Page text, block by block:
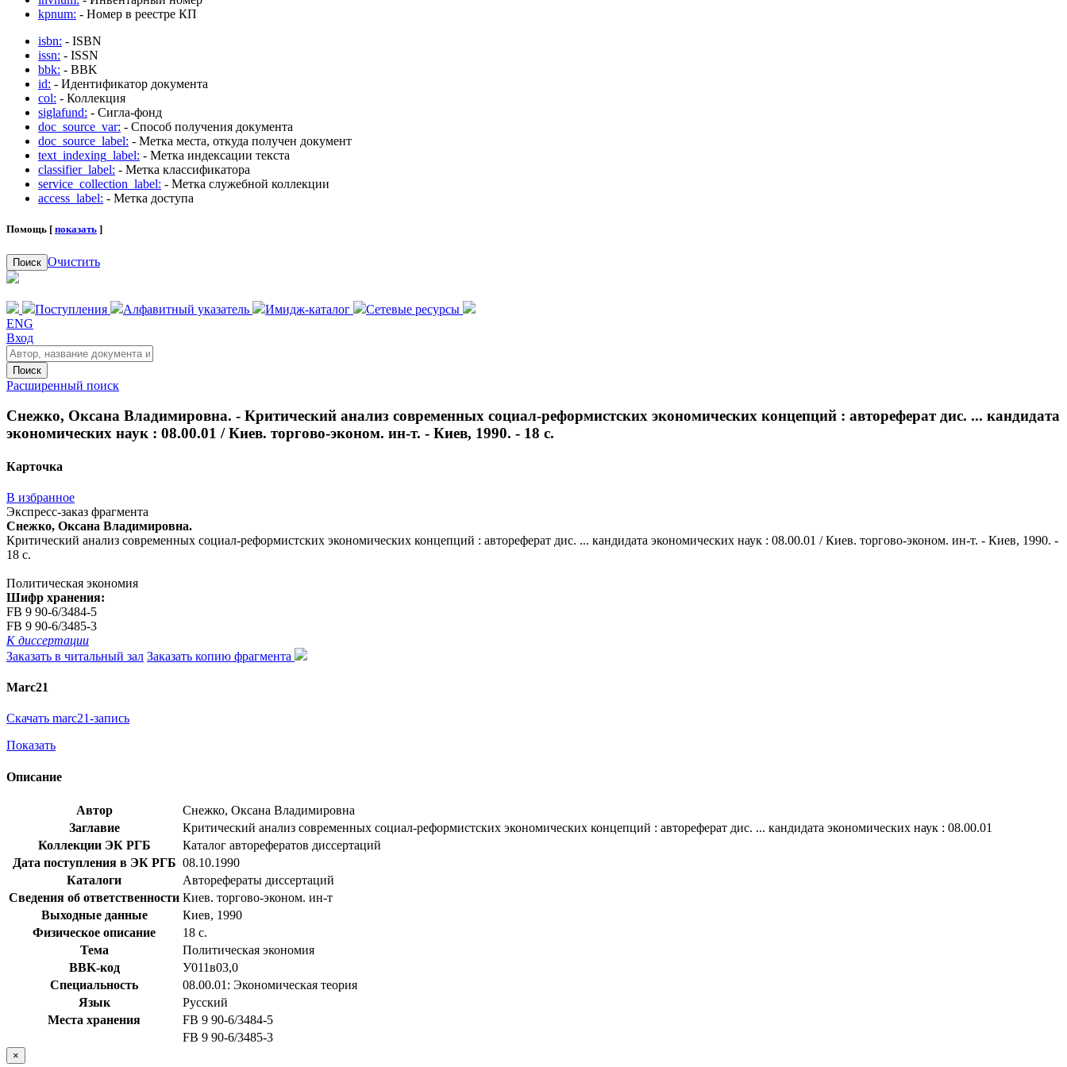
kpnum: - Номер в реестре КП
isbn: - ISBN
issn: - ISSN
bbk: - BBK
id: - Идентификатор документа
col: - Коллекция
siglafund: - Сигла-фонд
doc_source_var: - Способ получения документа
doc_source_label: - Метка места, откуда получен документ
text_indexing_label: - Метка индексации текста
classifier_label: - Метка классификатора
service_collection_label: - Метка служебной коллекции
access_label: - Метка доступа
Помощь [ показать ]
Поиск Очистить
Поступления Алфавитный указатель Имидж-каталог
Сетевые ресурсы
ENG
Вход
Поиск
Расширенный поиск
Снежко, Оксана Владимировна. - Критический анализ современных социал-реформистских экономических концепций : автореферат дис. ... кандидата
экономических наук : 08.00.01 / Киев. торгово-эконом. ин-т. - Киев, 1990. - 18 с.
Карточка
В избранное
Экспресс-заказ фрагмента
Снежко, Оксана Владимировна.
Критический анализ современных социал-реформистских экономических концепций : автореферат дис. ... кандидата экономических наук : 08.00.01 / Киев. торгово-эконом. ин-т. - Киев, 1990. -
18 с.
Политическая экономия
Шифр хранения:
FB 9 90-6/3484-5
FB 9 90-6/3485-3
К диссертации
Заказать в читальный зал Заказать копию фрагмента
Marc21
Скачать marc21-запись
Показать
Описание
Автор
Снежко, Оксана Владимировна
Заглавие
Критический анализ современных социал-реформистских экономических концепций : автореферат дис. ... кандидата экономических наук : 08.00.01
Коллекции ЭК РГБ
Каталог авторефератов диссертаций
Дата поступления в ЭК РГБ 08.10.1990
Каталоги
Авторефераты диссертаций
Сведения об ответственности Киев. торгово-эконом. ин-т
Выходные данные
Киев, 1990
Физическое описание
18 с.
Тема
Политическая экономия
BBK-код
У011в03,0
Специальность
08.00.01: Экономическая теория
Язык
Русский
Места хранения
FB 9 90-6/3484-5
FB 9 90-6/3485-3
×